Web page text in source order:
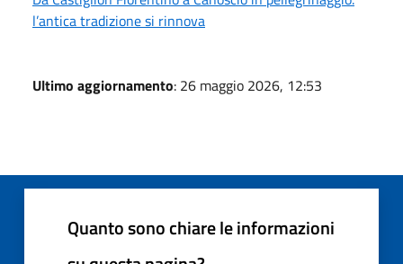
l’antica tradizione si rinnova
Ultimo aggiornamento: 26 maggio 2026, 12:53
Quanto sono chiare le informazioni